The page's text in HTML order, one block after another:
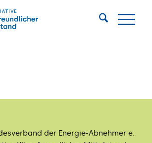
der Energie-Abnehmer e.